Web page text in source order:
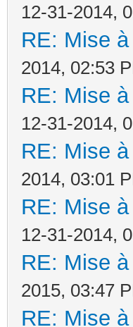
12-31-2014,
RE: Mise
2014, 02:53
RE: Mise
12-31-2014,
RE: Mise
2014, 03:01
RE: Mise
12-31-2014,
RE: Mise
2015, 03:47
RE: Mise